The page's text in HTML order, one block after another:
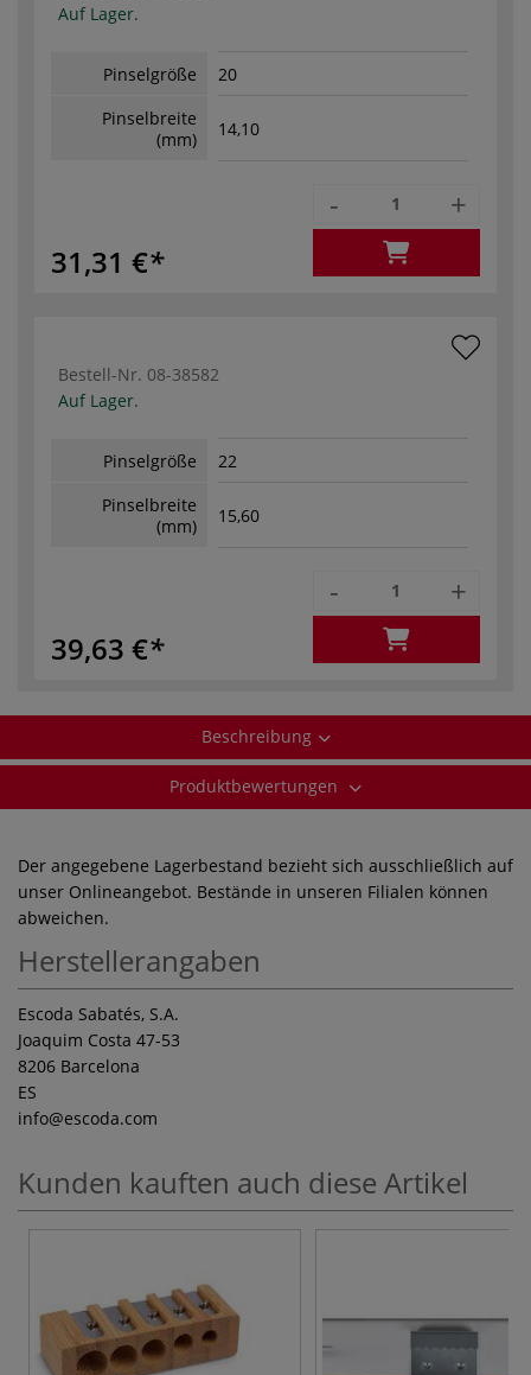
Auf Lager.
Pinselgröße
20
Pinselbreite
(mm)
14,10
31,31 €
- +
Bestell-Nr. 08-38582
Auf Lager.
Pinselgröße
22
Pinselbreite
(mm)
15,60
39,63 €
- +
Beschreibung
Produktbewertungen
Der angegebene Lagerbestand bezieht sich ausschließlich auf
unser Onlineangebot. Bestände in unseren Filialen können
abweichen.
Herstellerangaben
Escoda Sabatés, S.A.
Joaquim Costa 47-53
8206 Barcelona
ES
info@escoda.com
Kunden kauften auch diese Artikel